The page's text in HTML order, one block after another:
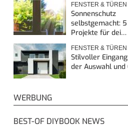
FENSTER & TÜREN
Sonnenschutz
selbstgemacht: 5
Projekte für dei…
FENSTER & TÜREN
Stilvoller
der Auswahl und
WERBUNG
BEST-OF DIYBOOK NEWS